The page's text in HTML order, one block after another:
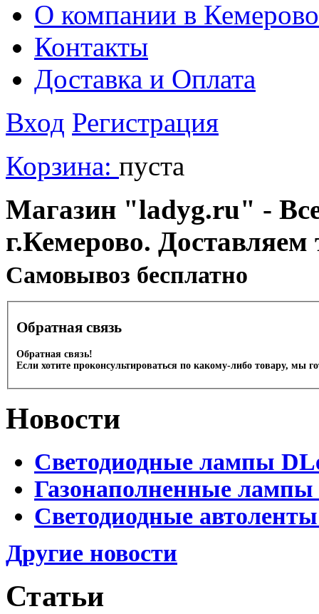
О компании в Кемерово
Контакты
Доставка и Оплата
Вход Регистрация
Корзина: пуста
Магазин "ladyg.ru" -
г.Кемерово.
Cамовывоз бесплатно
Обратная связь
Обратная связь!
Если хотите проконсультироваться по какому-либо товару, мы
Новости
Светодиодные лампы
Газонаполненные
Светодиодные
Другие новости
Статьи